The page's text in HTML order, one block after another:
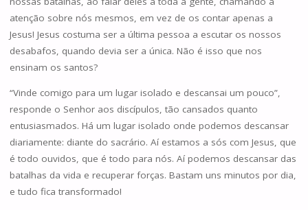
atenção sobre nós mesmos, em vez de os contar apenas a
Jesus! Jesus costuma ser a última pessoa a escutar os nossos
desabafos, quando devia ser a única. Não é isso que nos
ensinam os santos?
“Vinde comigo para um lugar isolado e descansai um pouco”,
responde o Senhor aos discípulos, tão cansados quanto
entusiasmados. Há um lugar isolado onde podemos descansar
diariamente: diante do sacrário. Aí estamos a sós com Jesus, que
é todo ouvidos, que é todo para nós. Aí podemos descansar das
batalhas da vida e recuperar forças. Bastam uns minutos por dia,
e tudo fica transformado!